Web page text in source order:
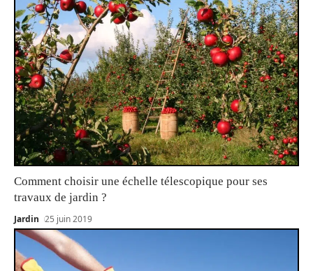
Comment choisir une échelle télescopique pour ses
travaux de jardin ?
Jardin 25 juin 2019